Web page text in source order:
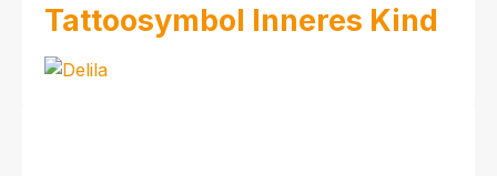
Tattoosymbol Inneres Kind